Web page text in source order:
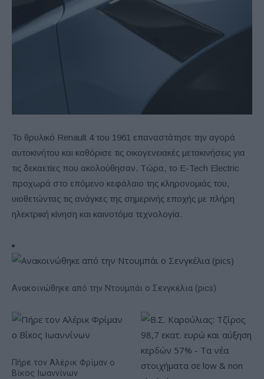
Το θρυλικό Renault 4 του 1961 επαναστάτησε την αγορά
αυτοκινήτου και καθόρισε τις οικογενειακές μετακινήσεις για
τις δεκαετίες που ακολούθησαν. Τώρα, το E-Tech Electric
προχωρά στο επόμενο κεφάλαιο της κληρονομιάς του,
υιοθετώντας τις ανάγκες της σημερινής εποχής με πλήρη
ηλεκτρική κίνηση και καινοτόμα τεχνολογία.
Ανακοινώθηκε από την Ντουμπάι ο Σενγκέλια (pics)
Πήρε τον Αλέρικ Φρίμαν ο
Βίκος Ιωαννίνων